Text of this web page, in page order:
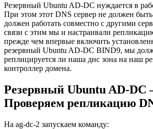
Резервный Ubuntu AD-DC нуждается в
При этом этот DNS сервер не должен
должен работать совместно с другими
связи с этим мы и настраивали
прежде чем впервые включить
резервный Ubuntu AD-DC BIND9, мы
реплицируется ли наша днс зона на наш
контроллер домена.
Резервный Ubuntu AD-
Проверяем репликацию
На ag-dc-2 запускаем команду: